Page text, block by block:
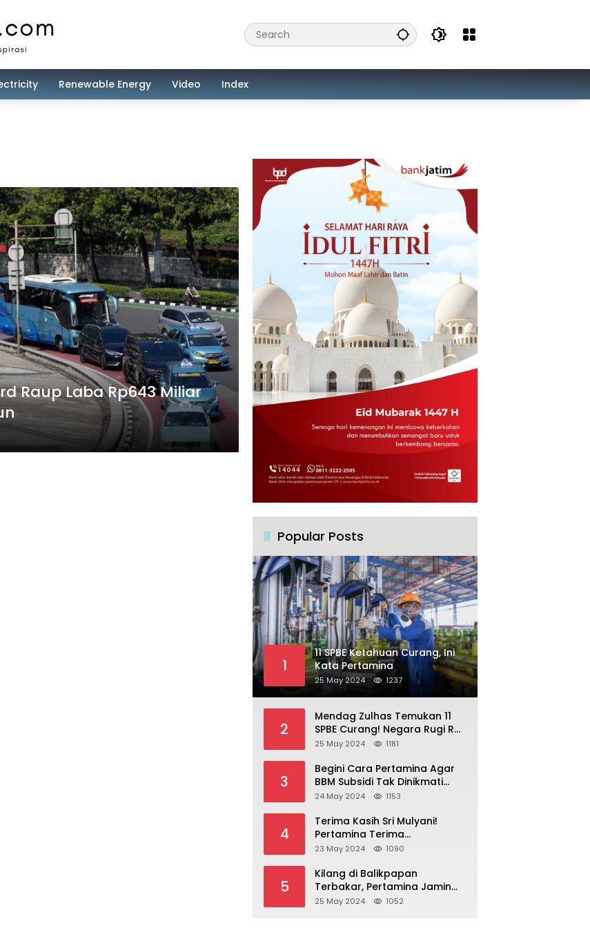
Renewable Energy Video Index
Raup Laba Rp643 Miliar
Popular Posts
1
11 SPBE Ketahuan Curang, Ini
Kata Pertamina
25 May 2024 1237
2
Mendag Zulhas Temukan 11
SPBE Curang! Negara Rugi Rp
18,7 Miliar/ Tahun
25 May 2024 1181
3
Begini Cara Pertamina Agar
BBM Subsidi Tak Dinikmati
Orang Kaya!
24 May 2024 1153
4
Terima Kasih Sri Mulyani!
Pertamina Terima
Kompensasi BBM Rp 43,52
23 May 2024 1090
5
Kilang di Balikpapan
Terbakar, Pertamina Jamin
Pasokan BBM Aman
25 May 2024 1052